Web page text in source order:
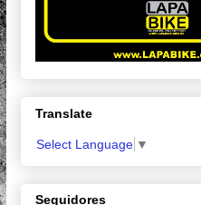
Translate
Select Language ▼
Seguidores